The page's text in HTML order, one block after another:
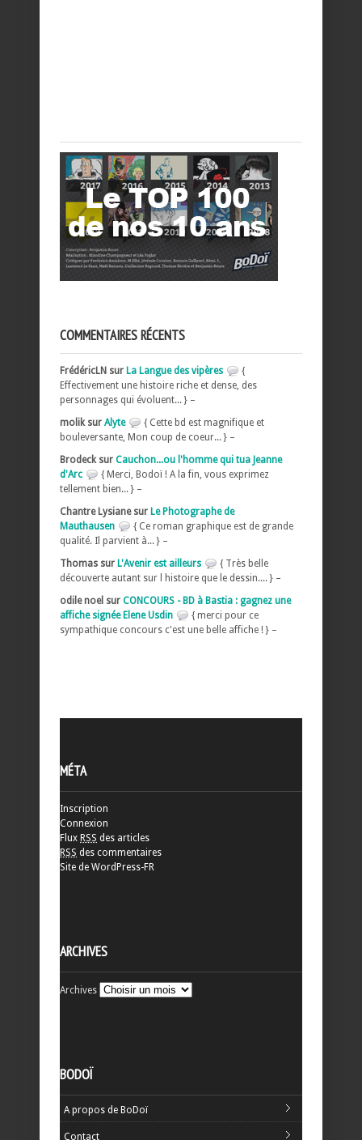
COMMENTAIRES RÉCENTS
FrédéricLN sur La Langue des vipères
{
Effectivement une histoire riche et dense, des
personnages qui évoluent... } –
molik sur Alyte
{ Cette bd est magnifique et
bouleversante, Mon coup de coeur... } –
Brodeck sur Cauchon...ou l'homme qui tua Jeanne
d'Arc
{ Merci, Bodoï ! A la fin, vous exprimez
tellement bien... } –
Chantre Lysiane sur Le Photographe de
Mauthausen
{ Ce roman graphique est de grande
qualité. Il parvient à... } –
Thomas sur L'Avenir est ailleurs
{ Très belle
découverte autant sur l histoire que le dessin.... } –
odile noel sur CONCOURS - BD à Bastia : gagnez une
affiche signée Elene Usdin
{ merci pour ce
sympathique concours c'est une belle affiche ! } –
MÉTA
Inscription
Connexion
Flux RSS des articles
RSS des commentaires
Site de WordPress-FR
ARCHIVES
Archives
BODOÏ
A propos de BoDoï
Contact